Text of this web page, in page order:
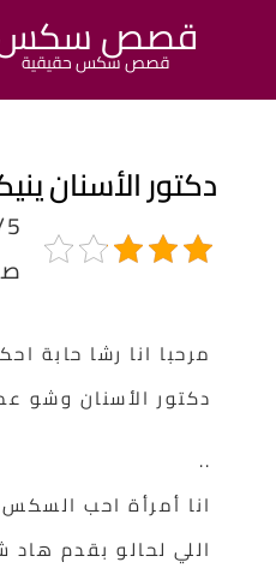
قصص سكس
قصص سكس حقيقية
الأسنان ينيكني
صوت)
مرحبا انا رشا حابة
دكتور الأسنان وشو عمل
انا أمرأة احب السكس
اللي لحالو بقدم هاد شي